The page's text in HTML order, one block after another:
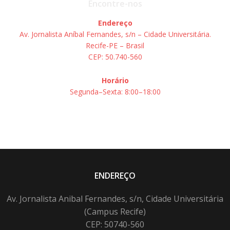
Endereço
Av. Jornalista Aníbal Fernandes, s/n – Cidade Universitária.
Recife-PE – Brasil
CEP: 50.740-560
Horário
Segunda–Sexta: 8:00–18:00
ENDEREÇO
Av. Jornalista Anibal Fernandes, s/n, Cidade Universitária
(Campus Recife)
CEP: 50740-560